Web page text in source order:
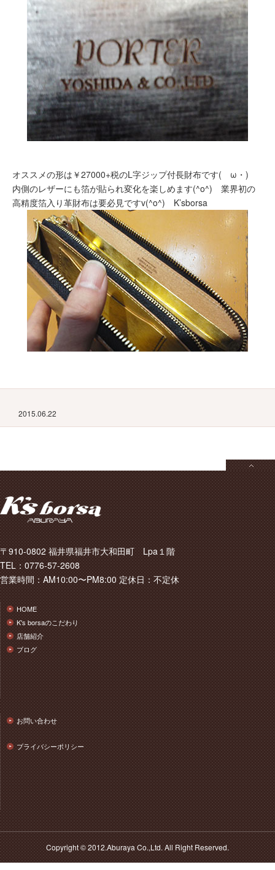
オススメの形は￥27000+税のL字ジップ付長財布です(ゝω・)
内側のレザーにも箔が貼られ変化を楽しめます(^o^) 業界初の
高精度箔入り革財布は要必見ですv(^o^) K’sborsa
2015.06.22
〒910-0802 福井県福井市大和田町 Lpa１階
TEL：0776-57-2608
営業時間：AM10:00〜PM8:00 定休日：不定休
HOME
K's borsaのこだわり
店舗紹介
ブログ
お問い合わせ
プライバシーポリシー
Copyright © 2012.Aburaya Co.,Ltd. All Right Reserved.